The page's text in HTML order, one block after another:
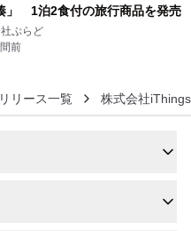
」 1泊2食付の旅行商品を発売
ぷらど
前
リース一覧 株式会社